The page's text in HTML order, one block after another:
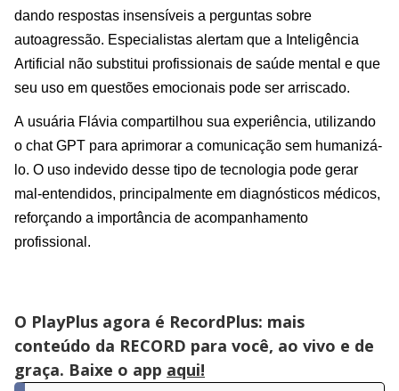
dando respostas insensíveis a perguntas sobre
autoagressão. Especialistas alertam que a Inteligência
Artificial não substitui profissionais de saúde mental e que
seu uso em questões emocionais pode ser arriscado.
A usuária Flávia compartilhou sua experiência, utilizando
o chat GPT para aprimorar a comunicação sem humanizá-
lo. O uso indevido desse tipo de tecnologia pode gerar
mal-entendidos, principalmente em diagnósticos médicos,
reforçando a importância de acompanhamento
profissional.
O PlayPlus agora é RecordPlus: mais
conteúdo da RECORD para você, ao vivo e de
graça. Baixe o app aqui!